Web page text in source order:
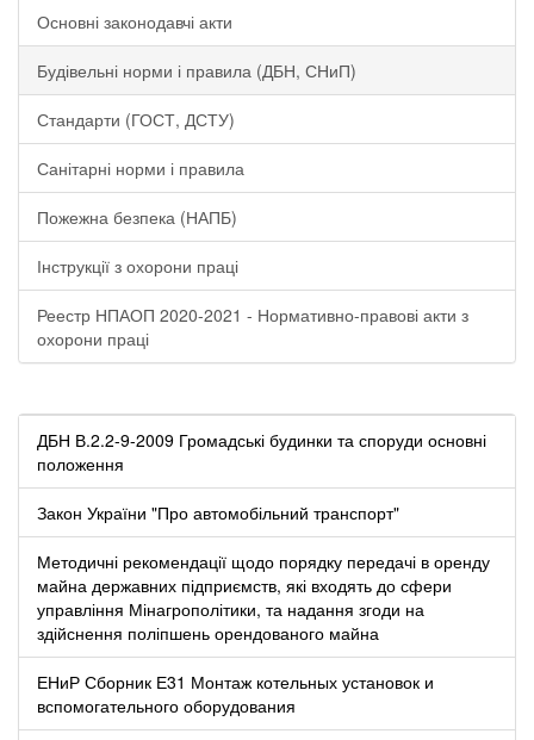
Основні законодавчі акти
Будівельні норми і правила (ДБН, СНиП)
Стандарти (ГОСТ, ДСТУ)
Санітарні норми і правила
Пожежна безпека (НАПБ)
Інструкції з охорони праці
Реестр НПАОП 2020-2021 - Нормативно-правові акти з
охорони праці
ДБН В.2.2-9-2009 Громадські будинки та споруди основні
положення
Закон України "Про автомобільний транспорт"
Методичні рекомендації щодо порядку передачі в оренду
майна державних підприємств, які входять до сфери
управління Мінагрополітики, та надання згоди на
здійснення поліпшень орендованого майна
ЕНиР Сборник Е31 Монтаж котельных установок и
вспомогательного оборудования